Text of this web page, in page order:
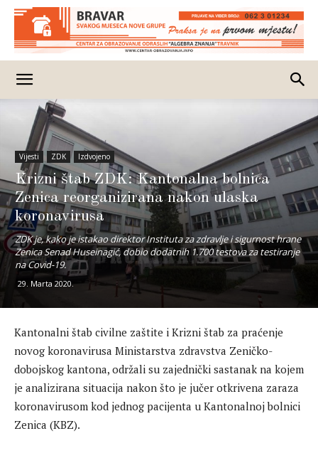
Vijesti ZDK Izdvojeno
Krizni štab ZDK: Kantonalna bolnica
Zenica reorganizirana nakon ulaska
koronavirusa
ZDK je, kako je istakao direktor Instituta za zdravlje i sigurnost hrane
Zenica Senad Huseinagić, dobio dodatnih 1.700 testova za testiranje
na Covid-19.
29. Marta 2020.
Kantonalni štab civilne zaštite i Krizni štab za praćenje
novog koronavirusa Ministarstva zdravstva Zeničko-
dobojskog kantona, održali su zajednički sastanak na kojem
je analizirana situacija nakon što je jučer otkrivena zaraza
koronavirusom kod jednog pacijenta u Kantonalnoj bolnici
Zenica (KBZ).